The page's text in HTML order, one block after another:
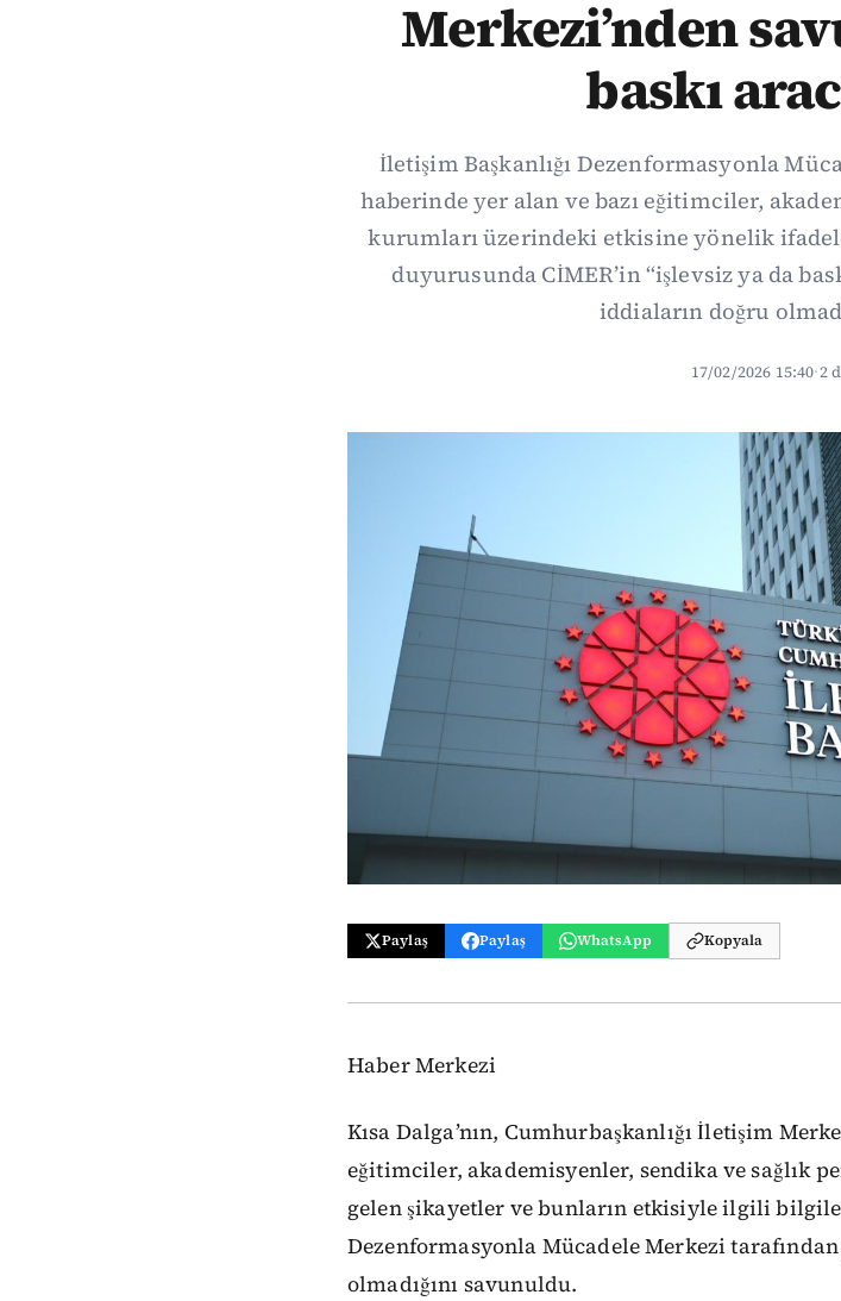
Merkezi’nden
baskı
İletişim Başkanlığı Dezenformasyonla
haberinde yer alan ve bazı eğitimciler,
kurumları üzerindeki etkisine yönelik
duyurusunda CİMER’in “işlevsiz ya da
iddiaların doğru
17/02/2026 15:40·2
Paylaş Paylaş WhatsApp Kopyala
Haber Merkezi
Kısa Dalga’nın, Cumhurbaşkanlığı İletişim
eğitimciler, akademisyenler, sendika ve sağlık
gelen şikayetler ve bunların etkisiyle ilgili
Dezenformasyonla Mücadele Merkezi
olmadığını savunuldu.